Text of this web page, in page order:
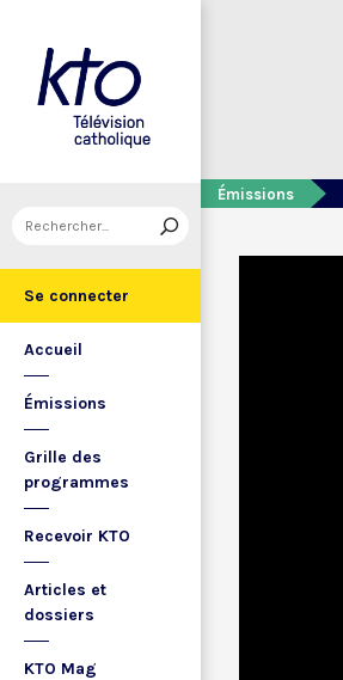
Se connecter
Accueil
Émissions
Grille des
programmes
Recevoir KTO
Articles et
dossiers
KTO Mag
Émissions